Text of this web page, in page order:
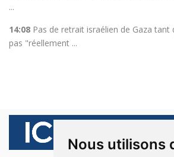
Nous utilisons
...
14:08 Pas de retrait israélien de Gaza tant
pas "réellement ...